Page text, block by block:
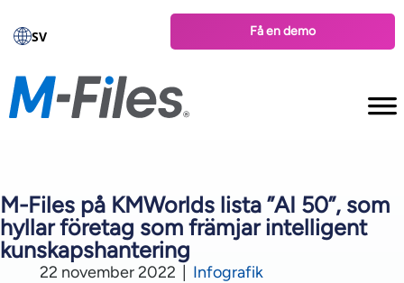
SV Få en demo
M-Files på KMWorlds lista ”AI 50”, som
hyllar företag som främjar intelligent
kunskapshantering
22 november 2022 Infografik